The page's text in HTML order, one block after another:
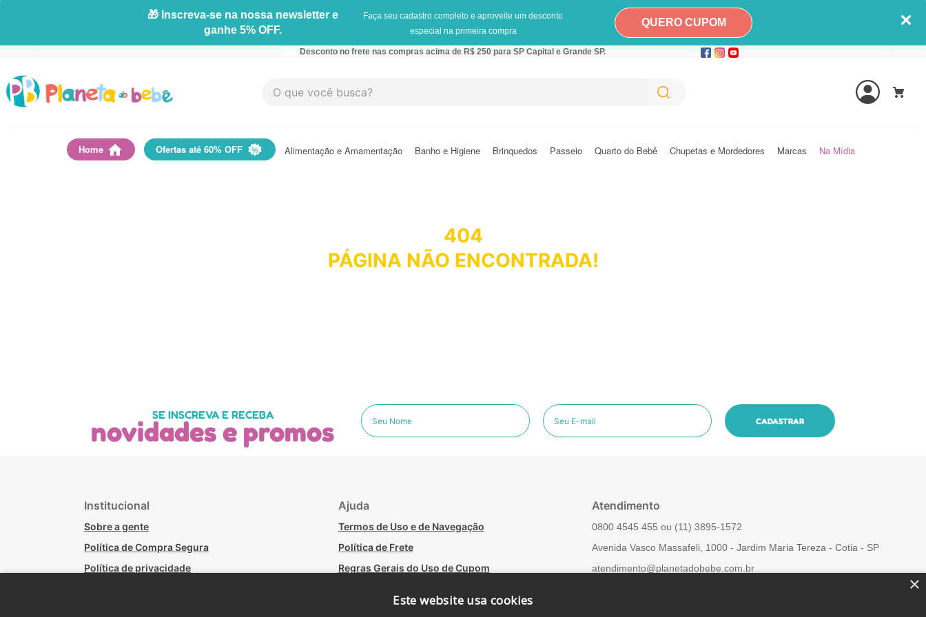
🎁 Inscreva-se na nossa newsletter e
ganhe 5% OFF.
Faça seu cadastro completo e aproveite um desconto
especial na primeira compra
QUERO CUPOM
Desconto no frete nas compras acima de R$ 250 para SP Capital e Grande SP.
O que você busca?
Home Ofertas até 60% OFF Alimentação e Amamentação Banho e Higiene Brinquedos Passeio Quarto do Bebê Chupetas e Mordedores Marcas Na Mídia
404
PÁGINA NÃO ENCONTRADA!
SE INSCREVA E RECEBA
novidades e promos
Institucional
Sobre a gente
Política de Compra Segura
Política de privacidade
Ajuda
Termos de Uso e de Navegação
Política de Frete
Regras Gerais do Uso de Cupom
Atendimento
0800 4545 455‬ ou (11) 3895-1572
Avenida Vasco Massafeli, 1000 - Jardim Maria Tereza - Cotia - SP
atendimento@planetadobebe.com.br
×
Este website usa cookies